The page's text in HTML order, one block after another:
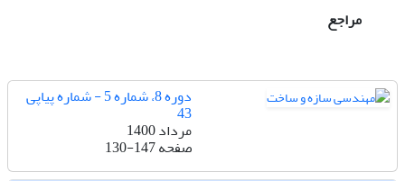
مراجع
دوره 8، شماره 5 - شماره پیاپی
43
مرداد 1400
صفحه130-147